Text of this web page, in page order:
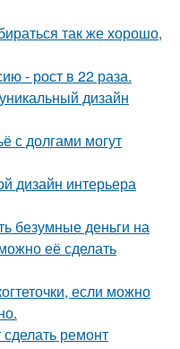
так же хорошо,
- рост в 22 раза.
дизайн
с долгами могут
дизайн интерьера
безумные деньги на
её сделать
если можно
ремонт